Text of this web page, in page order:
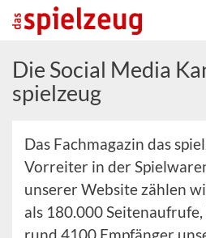
Die Social Media
spielzeug
Das Fachmagazin das
Vorreiter in der
unserer Website zählen
als 180.000